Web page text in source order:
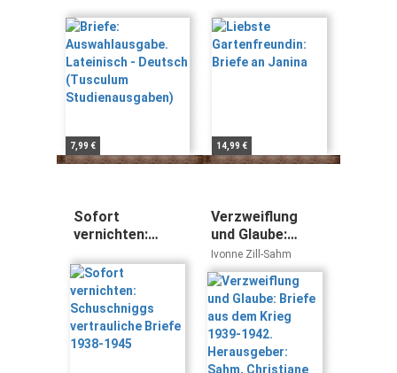
Deutsch
(Tusculum
Studienausgaben)
7,99 € 14,99 €
Sofort
vernichten:
vertrauliche
Briefe 1938-
1945
Verzweiflung
und Glaube:
Briefe aus dem
Krieg 1939-1942.
Herausgeber:
Sahm,
Christiane
Ivonne Zill-Sahm